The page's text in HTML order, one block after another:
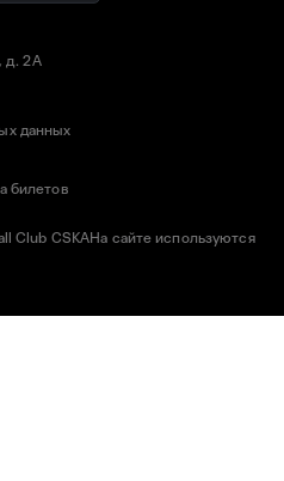
Club CSKAНа сайте используются
д. 2А
данных
билетов